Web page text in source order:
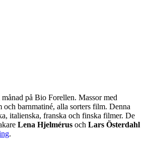
på Bio Forellen. Massor med
och barnmatiné, alla sorters film. Denna
italienska, franska och finska filmer. De
Lena Hjelmérus och Lars Österdahl
.